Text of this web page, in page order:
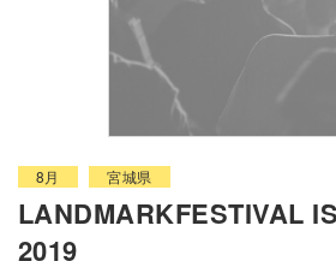
8月 宮城県
LANDMARKFESTIVAL
2019